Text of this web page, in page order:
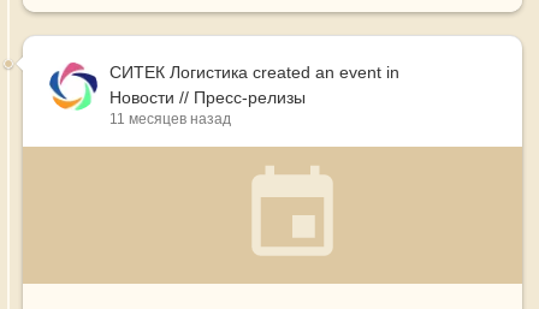
СИТЕК Логистика created an event in
Новости // Пресс-релизы
11 месяцев назад